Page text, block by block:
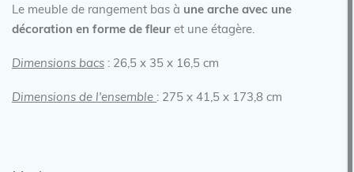
Le meuble de rangement bas à une arche avec une
décoration en forme de fleur et une étagère.
Dimensions bacs : 26,5 x 35 x 16,5 cm
Dimensions de l'ensemble : 275 x 41,5 x 173,8 cm